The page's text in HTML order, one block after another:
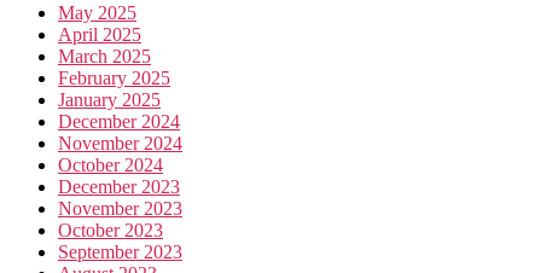
May 2025
April 2025
March 2025
February 2025
January 2025
December 2024
November 2024
October 2024
December 2023
November 2023
October 2023
September 2023